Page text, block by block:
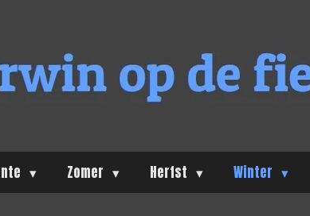
Zomer Herfst Winter